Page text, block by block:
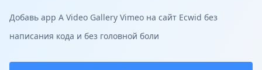
Добавь app A Video Gallery Vimeo на сайт Ecwid без
написания кода и без головной боли